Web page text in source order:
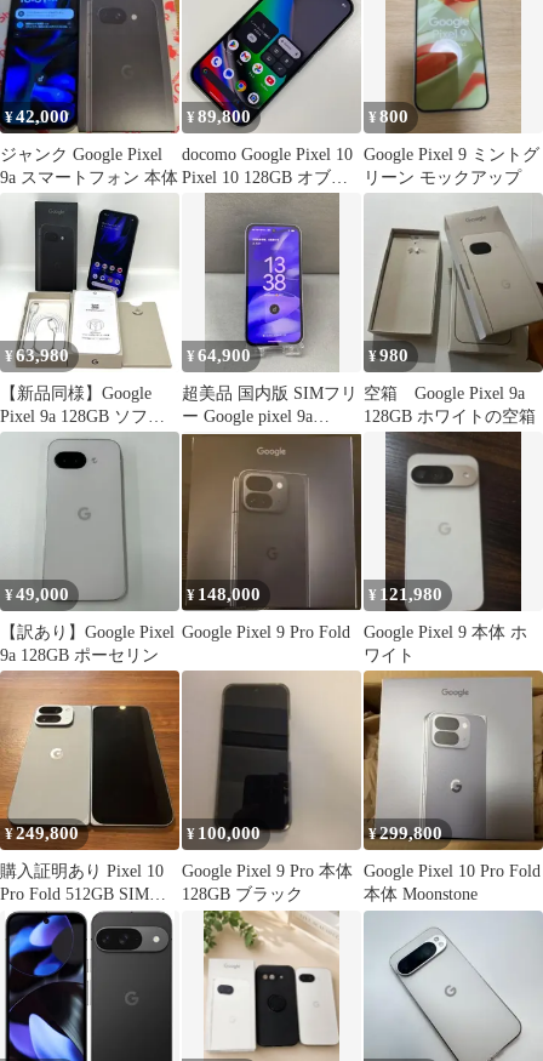
¥42,000
ジャンク Google Pixel
9a スマートフォン 本体
¥89,800
docomo Google Pixel 10
Pixel 10 128GB オブシ
¥800
Google Pixel 9 ミントグ
リーン モックアップ
¥63,980
【新品同様】Google
Pixel 9a 128GB ソフト
バンク SIMフリー
Obsidian 6.3インチ 付属
体 送料無料 中古 S666
¥64,900
超美品 国内版 SIMフリ
ー Google pixel 9a
128GB アイリス色
¥980
空箱 Google Pixel 9a
128GB ホワイトの空箱
¥49,000
【訳あり】Google Pixel
9a 128GB ポーセリン
¥ 148,000
Google Pixel 9 Pro Fold
¥ 121,980
Google Pixel 9 本体 ホ
ワイト
¥249,800
購入証明あり Pixel 10
Pro Fold 512GB SIMフ
リー
¥ 100,000
Google Pixel 9 Pro 本体
128GB ブラック
¥299,800
Google Pixel 10 Pro Fold
本体 Moonstone